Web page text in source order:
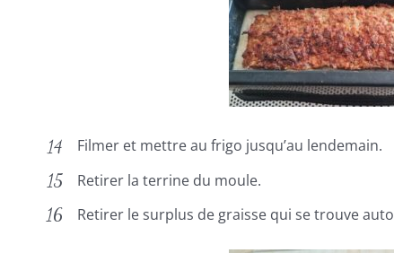
Filmer et mettre au frigo jusqu’au lendemain.
Retirer la terrine du moule.
Retirer le surplus de graisse qui se trouve